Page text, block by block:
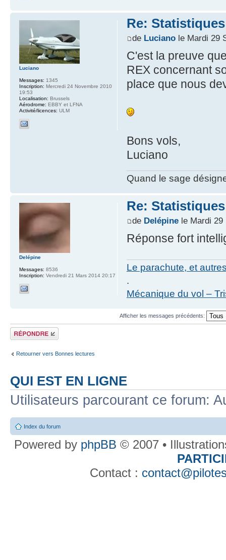
Re:
de Lucianole Mardi 29
C'est la preuve
REX concernant
place que nous
Bons vols,
Luciano
Quand le sage
Luciano
Messages: 1345
Inscription: Mercredi 24 Novembre 2010
19:53
Localisation: Brussels
Aérodrome: EBBY et LFNA
Activité/licences: ULM
Re:
de Delépinele Mardi 29
Réponse fort
Le parachute, et
.
Mécanique du vol –
Delépine
Messages: 8536
Inscription: Vendredi 21 Mars 2014 20:17
Afficher les messages précédents:
Répondre
Retourner vers Bonnes lectures
QUI EST EN LIGNE
Utilisateurs parcourant ce forum:
Index du forum
Powered by phpBB © 2007 •
Contact :